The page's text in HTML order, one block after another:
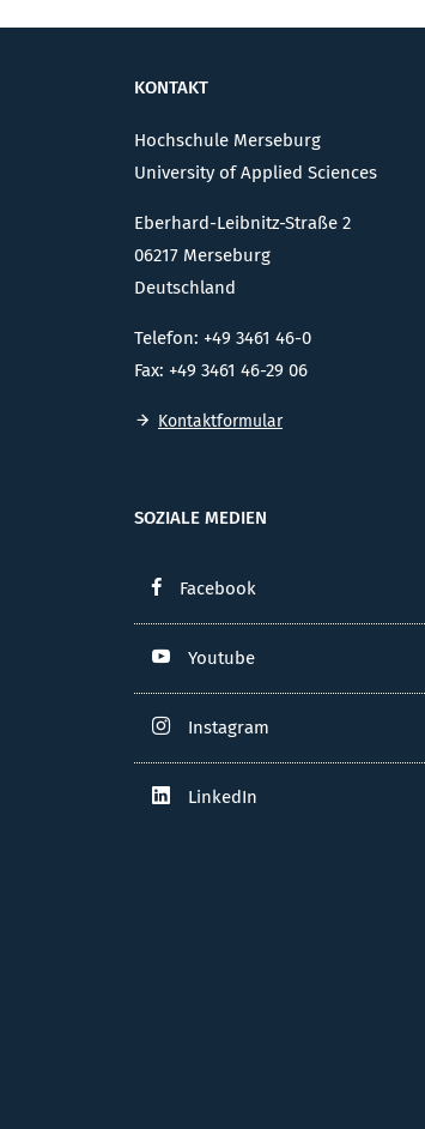
KONTAKT
Hochschule Merseburg
University of Applied Sciences
Eberhard-Leibnitz-Straße 2
06217 Merseburg
Deutschland
Telefon: +49 3461 46-0
Fax: +49 3461 46-29 06
Kontaktformular
SOZIALE MEDIEN
Facebook
Youtube
Instagram
LinkedIn